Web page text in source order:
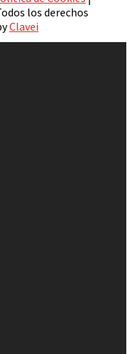
los derechos
Clavei